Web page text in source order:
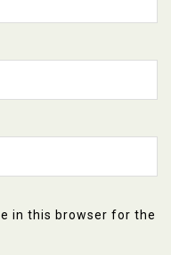
in this browser for the